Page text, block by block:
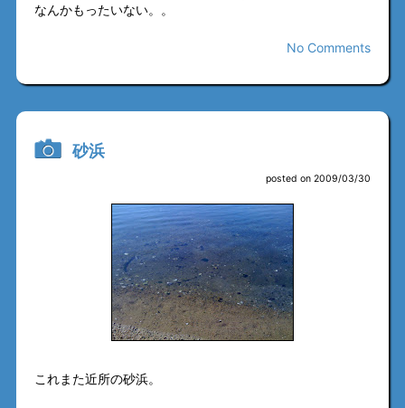
なんかもったいない。。
No Comments
砂浜
posted on 2009/03/30
これまた近所の砂浜。